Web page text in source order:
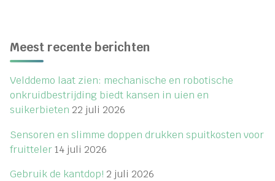
bieten
cichorei"
Meest recente berichten
Velddemo laat zien: mechanische en robotische
onkruidbestrijding biedt kansen in uien en
suikerbieten 22 juli 2026
Sensoren en slimme doppen drukken spuitkosten voor
fruitteler14 juli 2026
Gebruik de kantdop! 2 juli 2026